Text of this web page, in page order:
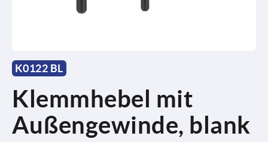
K0122 BL
Klemmhebel mit
Außengewinde, blank